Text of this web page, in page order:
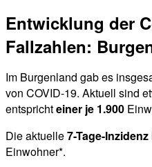
Entwicklung der
Fallzahlen:
Im Burgenland gab es
von COVID-19. Aktuell sind
entsprichteiner je 1.900
Die aktuelle7-Tage-
Einwohner*.